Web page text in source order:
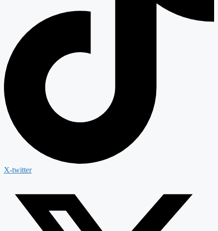
X-twitter